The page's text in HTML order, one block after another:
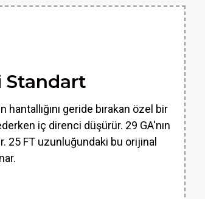
Standart
hantallığını geride bırakan özel bir
iç direnci düşürür. 29 GA'nın
25 FT uzunluğundaki bu orijinal